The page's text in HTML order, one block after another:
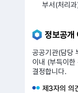
부서(처리
정보공개
공공기관(담당
이내 (부득이
결정합니다.
제3자의 의